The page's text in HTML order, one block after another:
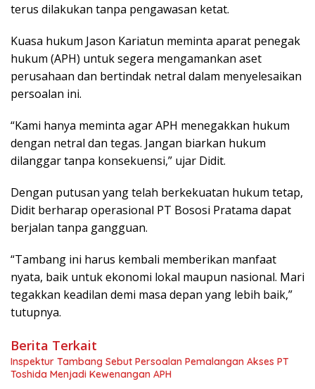
terus dilakukan tanpa pengawasan ketat.
Kuasa hukum Jason Kariatun meminta aparat penegak
hukum (APH) untuk segera mengamankan aset
perusahaan dan bertindak netral dalam menyelesaikan
persoalan ini.
“Kami hanya meminta agar APH menegakkan hukum
dengan netral dan tegas. Jangan biarkan hukum
dilanggar tanpa konsekuensi,” ujar Didit.
Dengan putusan yang telah berkekuatan hukum tetap,
Didit berharap operasional PT Bososi Pratama dapat
berjalan tanpa gangguan.
“Tambang ini harus kembali memberikan manfaat
nyata, baik untuk ekonomi lokal maupun nasional. Mari
tegakkan keadilan demi masa depan yang lebih baik,”
tutupnya.
Berita Terkait
Inspektur Tambang Sebut Persoalan Pemalangan Akses PT
Toshida Menjadi Kewenangan APH